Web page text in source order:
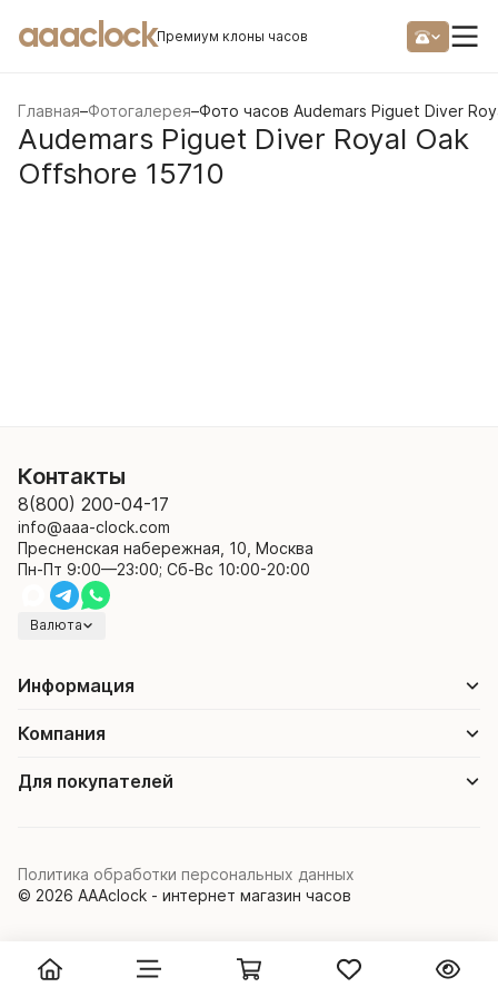
aaaclockПремиум клоны часов
Главная–Фотогалерея–Фото часов Audemars Piguet Diver
Audemars Piguet Diver Royal Oak
Offshore 15710
Контакты
8(800) 200-04-17
info@aaa-clock.com
Пресненская набережная, 10, Москва
Пн-Пт 9:00—23:00; Сб-Вс 10:00-20:00
Валюта
Информация
Компания
Для покупателей
© 2026 AAAclock - интернет магазин часов
Политика обработки персональных данных